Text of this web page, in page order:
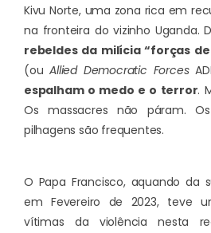
Kivu Norte, uma zona rica em
na fronteira do vizinho Uganda.
rebeldes da milícia “forças
(ouAllied Democratic Forces
espalham o medo e o terror.
Os massacres não páram.
pilhagens são frequentes.
O Papa Francisco, aquando da
em Fevereiro de 2023, teve
vítimas da violência nesta